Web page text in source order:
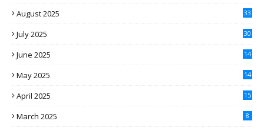
August 2025 33
July 2025 30
June 2025 14
May 2025 14
April 2025 15
March 2025 8